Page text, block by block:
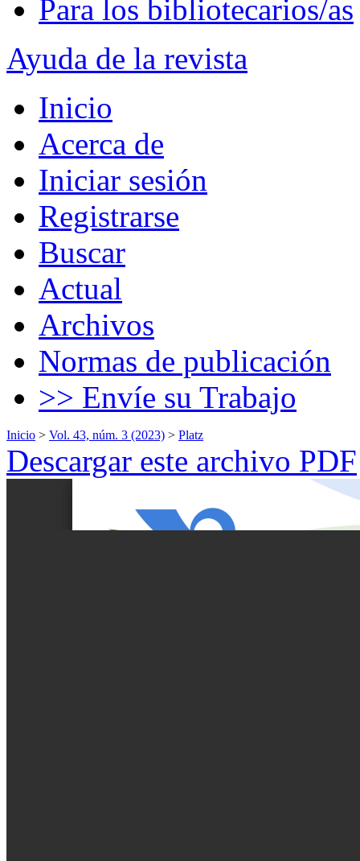
Para los bibliotecarios/as
Ayuda de la revista
Inicio
Acerca de
Iniciar sesión
Registrarse
Buscar
Actual
Archivos
Normas de publicación
>> Envíe su Trabajo
Inicio > Vol. 43, núm. 3 (2023) > Platz
Descargar este archivo PDF